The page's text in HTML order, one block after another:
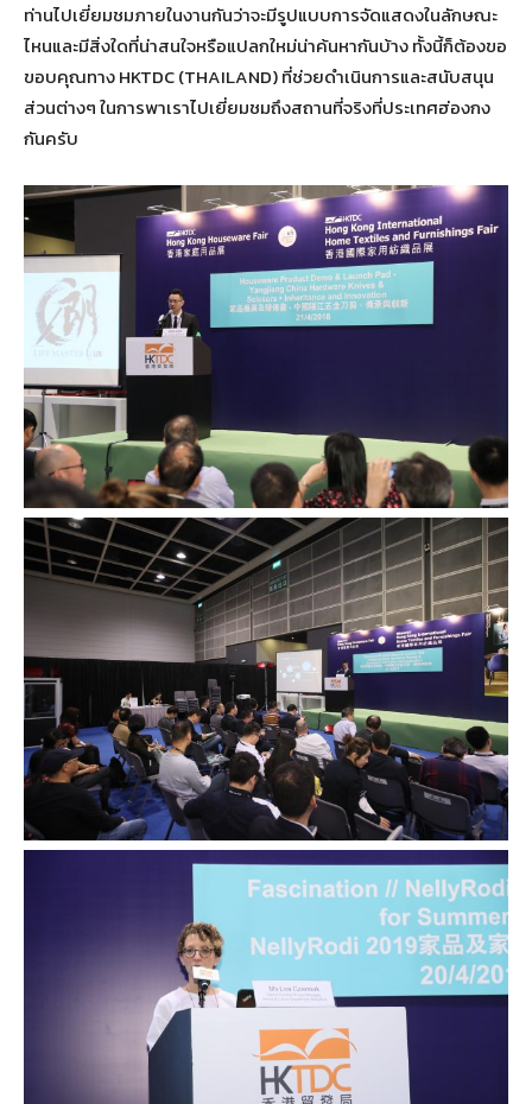
ท่านไปเยี่ยมชมภายในงานกันว่าจะมีรูปแบบการจัดแสดงในลักษณะ
ไหนและมีสิ่งใดที่น่าสนใจหรือแปลกใหม่น่าค้นหากันบ้าง ทั้งนี้ก็ต้องขอ
ขอบคุณทาง HKTDC (THAILAND) ที่ช่วยดำเนินการและสนับสนุน
ส่วนต่างๆ ในการพาเราไปเยี่ยมชมถึงสถานที่จริงที่ประเทศฮ่องกง
กันครับ